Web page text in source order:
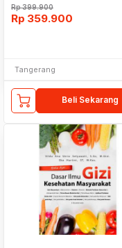
Rp399.900
Rp 359.900
Tangerang
Beli Sekarang